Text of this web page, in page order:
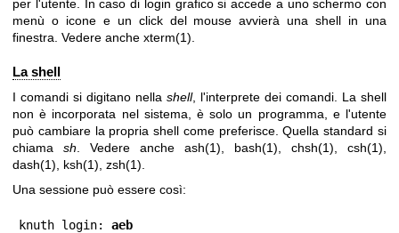
per l'utente. In caso di login grafico si accede a uno schermo con
menù o icone e un click del mouse avvierà una shell in una
finestra. Vedere anche xterm(1)
La shell
I comandi si digitano nella shell, l'interprete dei comandi. La shell
non è incorporata nel sistema, è solo un programma, e l'utente
può cambiare la propria shell come preferisce. Quella standard si
chiama sh. Vedere anche ash(1), bash(1), chsh(1), csh(1),
dash(1), ksh(1), zsh(1).
Una sessione può essere così:
knuth login: aeb